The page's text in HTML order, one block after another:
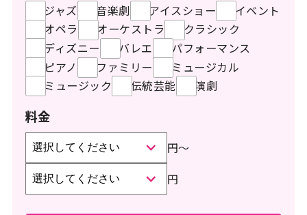
ジャズ 音楽劇 アイスショー
イベント
オペラ
オーケストラ
クラシック
ディズニー
バレエ
パフォーマンス
ピアノ
ファミリー
ミュージカル
ミュージック
伝統芸能 演劇
料金
円〜
円